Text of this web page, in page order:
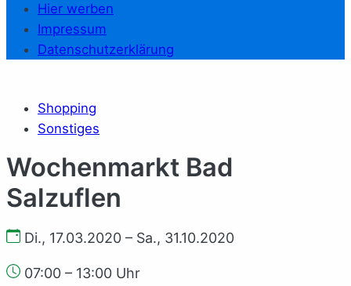
Hier werben
Impressum
Datenschutzerklärung
Shopping
Sonstiges
Wochenmarkt Bad
Salzuflen
Di., 17.03.2020 – Sa., 31.10.2020
07:00 – 13:00 Uhr